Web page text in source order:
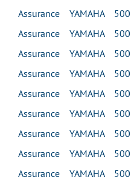
Assurance YAMAHA 500
Assurance YAMAHA 500
Assurance YAMAHA 500
Assurance YAMAHA 500
Assurance YAMAHA 500
Assurance YAMAHA 500
Assurance YAMAHA 500
Assurance YAMAHA 500
Assurance YAMAHA 500